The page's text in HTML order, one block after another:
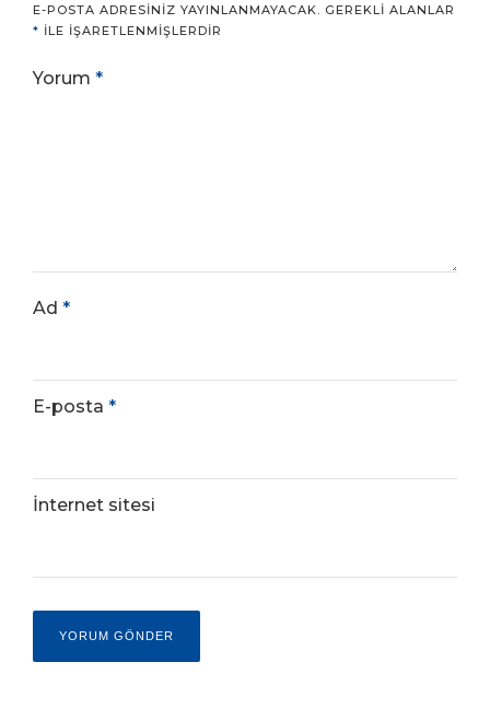
E-POSTA ADRESINIZ YAYINLANMAYACAK. GEREKLI ALANLAR
* ILE IŞARETLENMIŞLERDIR
Yorum *
Ad *
E-posta *
İnternet sitesi